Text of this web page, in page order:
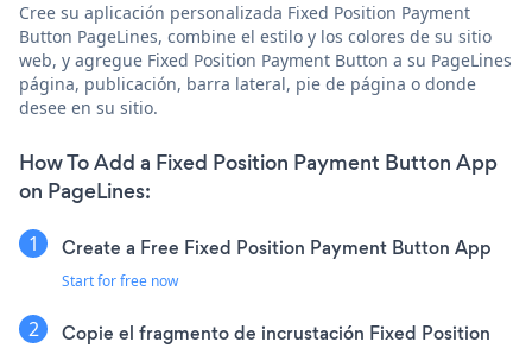
Cree su aplicación personalizada Fixed Position Payment
Button PageLines, combine el estilo y los colores de su sitio
web, y agregue Fixed Position Payment Button a su PageLines
página, publicación, barra lateral, pie de página o donde
desee en su sitio.
How To Add a Fixed Position Payment Button App
on PageLines:
Create a Free Fixed Position Payment Button App
Start for free now
Copie el fragmento de incrustación Fixed Position